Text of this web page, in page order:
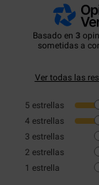
Basado en 3
sometidas a
Ver todas las
5 estrellas
4 estrellas
3 estrellas
2 estrellas
1 estrella